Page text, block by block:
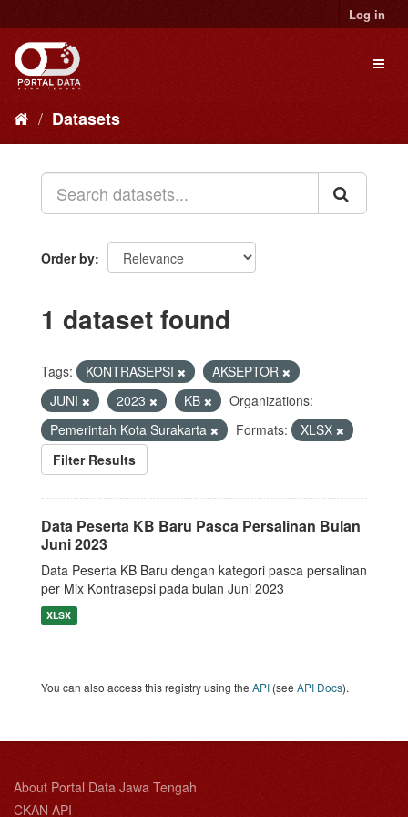
to
content
Log in
Datasets
Order by
1 dataset found
Tags: KONTRASEPSI
AKSEPTOR
JUNI
2023 KB
Organizations:
Pemerintah Kota Surakarta
Formats:
XLSX
Filter Results
Data Peserta KB Baru Pasca Persalinan Bulan
Juni 2023
Data Peserta KB Baru dengan kategori pasca persalinan
per Mix Kontrasepsi pada bulan Juni 2023
XLSX
You can also access this registry using the API (see API Docs).
About Portal Data Jawa Tengah
CKAN API